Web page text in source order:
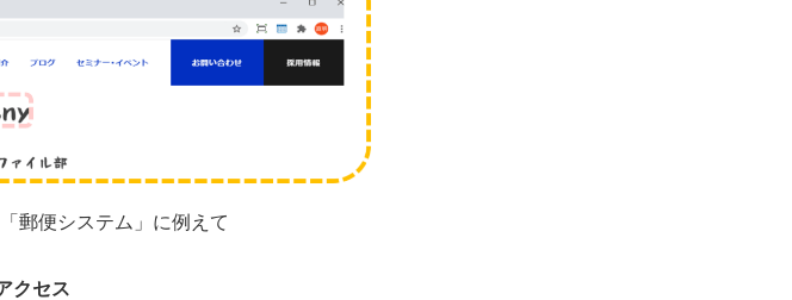
郵便システム」に例えて
クセス